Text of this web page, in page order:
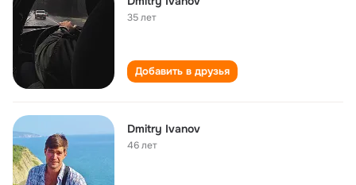
35 лет
Добавить в друзья
Dmitry Ivanov
46 лет